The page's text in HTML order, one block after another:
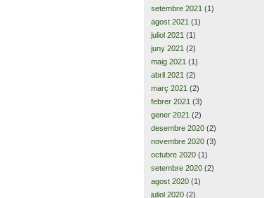
setembre 2021 (1)
agost 2021 (1)
juliol 2021 (1)
juny 2021 (2)
maig 2021 (1)
abril 2021 (2)
març 2021 (2)
febrer 2021 (3)
gener 2021 (2)
desembre 2020 (2)
novembre 2020 (3)
octubre 2020 (1)
setembre 2020 (2)
agost 2020 (1)
juliol 2020 (2)